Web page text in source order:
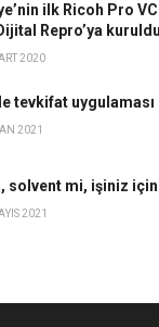
ilk Ricoh Pro
Repro’ya kuruldu
2020
tevkifat uygulaması
2021
solvent mi, işiniz
2021